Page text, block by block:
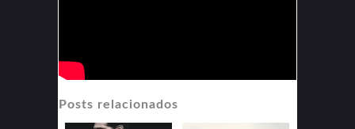
Posts relacionados